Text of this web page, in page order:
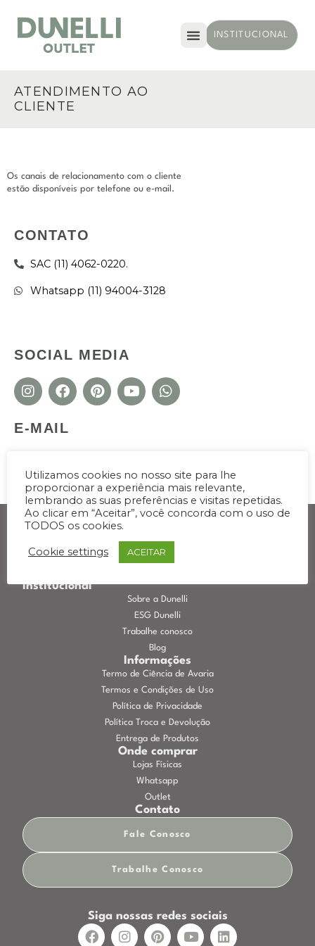
INSTITUCIONAL
ATENDIMENTO AO
CLIENTE​​
Os canais de relacionamento com o cliente
estão disponíveis por telefone ou e-mail.
CONTATO
SAC (11) 4062-0220.
Whatsapp (11) 94004-3128
SOCIAL MEDIA
E-MAIL
assistencia@outlet.dunelli.com.br
agendamento@outlet.dunelli.com.br
Institucional
Sobre a Dunelli
ESG Dunelli
Trabalhe conosco
Blog
Informações
Termo de Ciência de Avaria
Termos e Condições de Uso
Política de Privacidade
Política Troca e Devolução
Entrega de Produtos
Onde comprar
Lojas Físicas
Whatsapp
Outlet
Contato
Fale Conosco
Trabalhe Conosco
Siga nossas redes sociais
Utilizamos cookies no nosso site para lhe
proporcionar a experiência mais relevante,
lembrando as suas preferências e visitas repetidas.
Ao clicar em “Aceitar”, você concorda com o uso de
TODOS os cookies.
Cookie settings ACEITAR